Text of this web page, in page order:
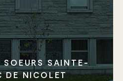
SOEURS SAINTE-
DE NICOLET